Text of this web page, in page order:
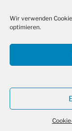
Wir verwenden
optimieren.
Suche
nach:
Datenschutz